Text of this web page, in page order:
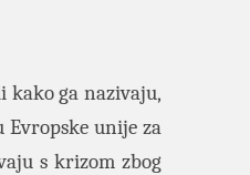
kako ga nazivaju,
Evropske unije za
s krizom zbog